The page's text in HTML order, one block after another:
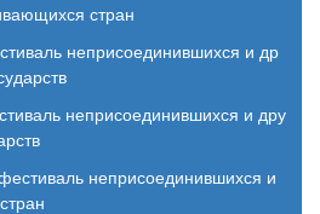
стран
неприсоединившихся и др
неприсоединившихся и дру
неприсоединившихся и